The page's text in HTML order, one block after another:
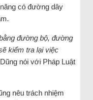
có đường dây
đường bộ, đường
kiểm tra lại việc
nói với Pháp Luật
nêu trách nhiệm